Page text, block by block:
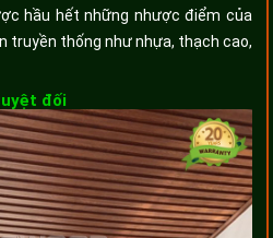
hầu hết những nhược điểm của
truyền thống như nhựa, thạch cao,
đối